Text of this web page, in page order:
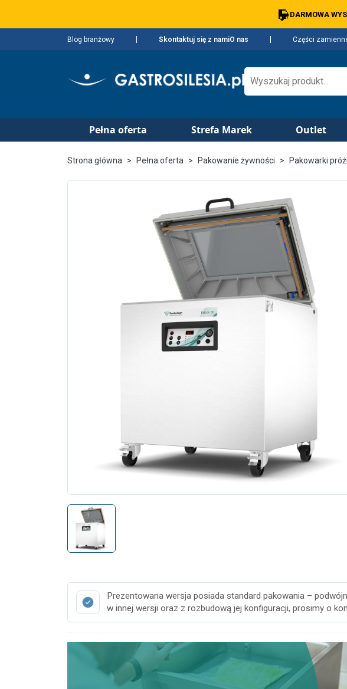
DARMOWA
Blog branżowy Skontaktuj się z namiO nas Części
Pełna oferta Strefa Marek Outlet
Strona główna Pełna oferta Pakowanie żywności Pakowarki
Prezentowana wersja posiada standard pakowania –
w innej wersji oraz z rozbudową jej konfiguracji, prosimy o